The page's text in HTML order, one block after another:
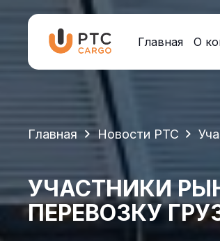
Главная О
Главная Новости PTC
УЧАСТНИКИ
ПЕРЕВОЗКУ